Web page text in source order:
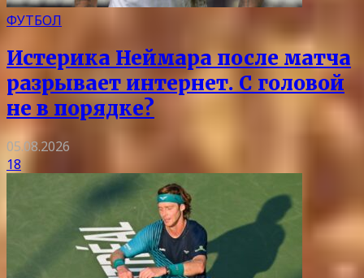
ФУТБОЛ
Истерика Неймара после матча
разрывает интернет. С головой
не в порядке?
05.08.2026
18